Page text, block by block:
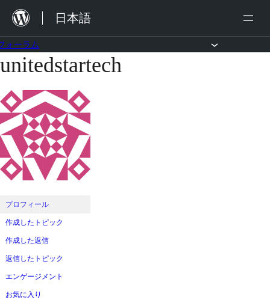
を
ス
ッ
プ
日本語
ォーラム
コ
テ
ン
ツ
へ
ス
ッ
プ
unitedstartech
プロフィール
作成したトピック
作成した返信
返信したトピック
エンゲージメント
お気に入り